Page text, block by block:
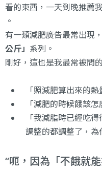
看的東西，一天到晚推薦
。
有一類減肥廣告最常出現
公斤」 系列。
剛好，這也是我最常被問
「照減肥算出來的
「減肥的時候餓該怎
「我減脂時已經吃
調整的都調整了，為
呃，因為「不餓就